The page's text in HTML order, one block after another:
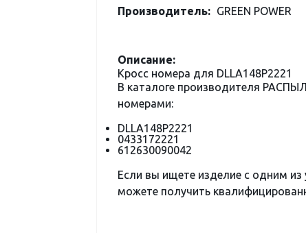
Производитель: GREEN POWER
Описание:
Кросс номера для DLLA148P2221
В каталоге производителя
номерами:
DLLA148P2221
0433172221
612630090042
Если вы ищете изделие с одним
можете получить